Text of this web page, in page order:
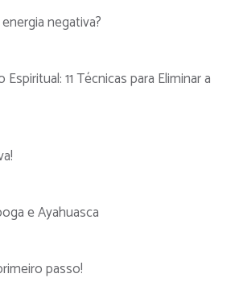
negativa?
11 Técnicas para Eliminar a
e Ayahuasca
passo!